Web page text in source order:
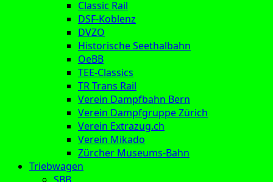
Classic Rail
DSF-Koblenz
DVZO
Historische Seethalbahn
OeBB
TEE-Classics
TR Trans Rail
Verein Dampfbahn Bern
Verein Dampfgruppe Zürich
Verein Extrazug.ch
Verein Mikado
Zürcher Museums-Bahn
Triebwagen